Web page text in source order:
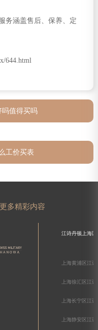
644.html
吗值得买吗
工价买表
多精彩内容
江诗丹顿上海区
上海黄浦区江
上海徐汇区江
上海长宁区江
上海静安区江